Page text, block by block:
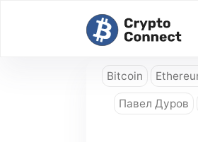
Bitcoin
Павел Дуров